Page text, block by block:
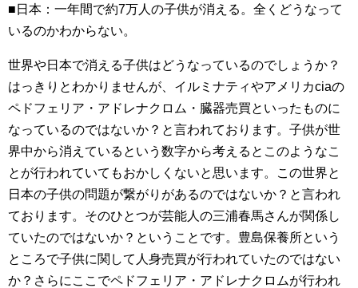
■日本：一年間で約7万人の子供が消える。全くどうなって
いるのかわからない。
世界や日本で消える子供はどうなっているのでしょうか？
はっきりとわかりませんが、イルミナティやアメリカciaの
ペドフェリア・アドレナクロム・臓器売買といったものに
なっているのではないか？と言われております。子供が世
界中から消えているという数字から考えるとこのようなこ
とが行われていてもおかしくないと思います。この世界と
日本の子供の問題が繋がりがあるのではないか？と言われ
ております。そのひとつが芸能人の三浦春馬さんが関係し
ていたのではないか？ということです。豊島保養所という
ところで子供に関して人身売買が行われていたのではない
か？さらにここでペドフェリア・アドレナクロムが行われ